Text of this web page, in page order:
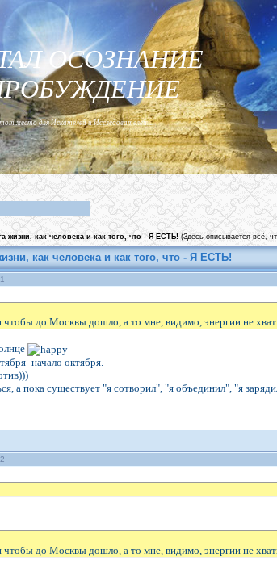
ОСОЗНАНИЕ
место для Искателей и Исследователей...
жизни, как человека и как того, что - Я ЕСТЬ! (Здесь описывается всё,
как человека и как того, что - Я ЕСТЬ!
чтобы до Москвы дошло, а то мне, видимо, энергии не
начало октября.
а пока существует "я сотворил", "я объединил", "я
чтобы до Москвы дошло, а то мне, видимо, энергии не